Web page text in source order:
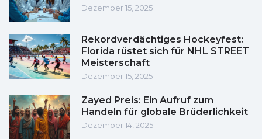
Dezember 15, 2025
Rekordverdächtiges Hockeyfest:
Florida rüstet sich für NHL STREET
Meisterschaft
Dezember 15, 2025
Zayed Preis: Ein Aufruf zum
Handeln für globale Brüderlichkeit
Dezember 14, 2025